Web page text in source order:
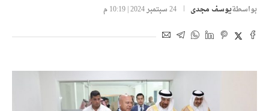
بواسطةيوسف مجدى 24 سبتمبر 2024 | 10:19 م